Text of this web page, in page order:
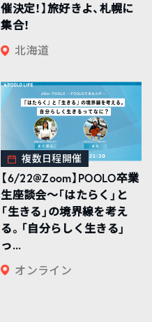
催決定！】旅好きよ、札幌に
集合！
北海道
複数日程開催
【6/22@Zoom】POOLO卒業
生座談会〜「はたらく」と
「生きる」の境界線を考え
る。「自分らしく生きる」
っ...
オンライン